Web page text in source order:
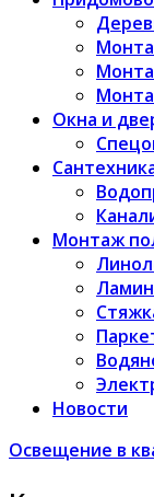
Окна и
Монтаж
Новости
Освещение в